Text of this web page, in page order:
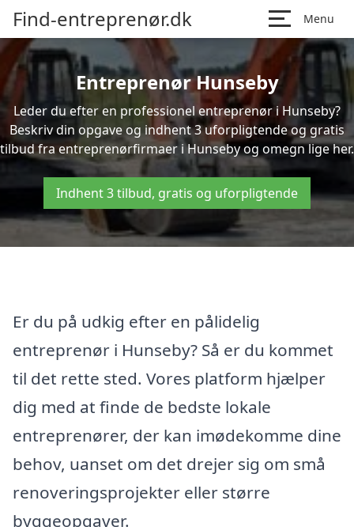
Find-entreprenør.dk Menu
Entreprenør Hunseby
Leder du efter en professionel entreprenør i Hunseby?
Beskriv din opgave og indhent 3 uforpligtende og gratis
tilbud fra entreprenørfirmaer i Hunseby og omegn lige her.
Indhent 3 tilbud, gratis og uforpligtende
Er du på udkig efter en pålidelig
entreprenør i Hunseby? Så er du kommet
til det rette sted. Vores platform hjælper
dig med at finde de bedste lokale
entreprenører, der kan imødekomme dine
behov, uanset om det drejer sig om små
renoveringsprojekter eller større
byggeopgaver.